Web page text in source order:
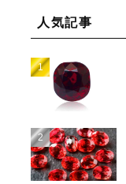
人気記事